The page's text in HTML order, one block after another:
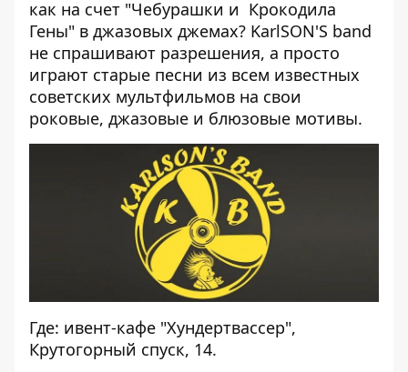
как на счет "Чебурашки и Крокодила
Гены" в джазовых джемах? KarlSON'S band
не спрашивают разрешения, а просто
играют старые песни из всем известных
советских мультфильмов на свои
роковые, джазовые и блюзовые мотивы.
Где: ивент-кафе "Хундертвассер",
Крутогорный спуск, 14.